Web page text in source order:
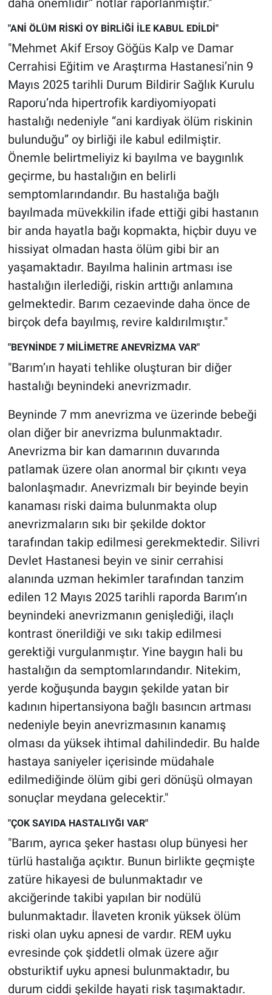
"ANİ ÖLÜM RİSKİ OY BİRLİĞİ İLE KABUL EDİLDİ"
"Mehmet Akif Ersoy Göğüs Kalp ve Damar
Cerrahisi Eğitim ve Araştırma Hastanesi’nin 9
Mayıs 2025 tarihli Durum Bildirir Sağlık Kurulu
Raporu’nda hipertrofik kardiyomiyopati
hastalığı nedeniyle “ani kardiyak ölüm riskinin
bulunduğu” oy birliği ile kabul edilmiştir.
Önemle belirtmeliyiz ki bayılma ve baygınlık
geçirme, bu hastalığın en belirli
semptomlarındandır. Bu hastalığa bağlı
bayılmada müvekkilin ifade ettiği gibi hastanın
bir anda hayatla bağı kopmakta, hiçbir duyu ve
hissiyat olmadan hasta ölüm gibi bir an
yaşamaktadır. Bayılma halinin artması ise
hastalığın ilerlediği, riskin arttığı anlamına
gelmektedir. Barım cezaevinde daha önce de
birçok defa bayılmış, revire kaldırılmıştır."
"BEYNİNDE 7 MİLİMETRE ANEVRİZMA VAR"
"Barım’ın hayati tehlike oluşturan bir diğer
hastalığı beynindeki anevrizmadır.
Beyninde 7 mm anevrizma ve üzerinde bebeği
olan diğer bir anevrizma bulunmaktadır.
Anevrizma bir kan damarının duvarında
patlamak üzere olan anormal bir çıkıntı veya
balonlaşmadır. Anevrizmalı bir beyinde beyin
kanaması riski daima bulunmakta olup
anevrizmaların sıkı bir şekilde doktor
tarafından takip edilmesi gerekmektedir. Silivri
Devlet Hastanesi beyin ve sinir cerrahisi
alanında uzman hekimler tarafından tanzim
edilen 12 Mayıs 2025 tarihli raporda Barım’ın
beynindeki anevrizmanın genişlediği, ilaçlı
kontrast önerildiği ve sıkı takip edilmesi
gerektiği vurgulanmıştır. Yine baygın hali bu
hastalığın da semptomlarındandır. Nitekim,
yerde koğuşunda baygın şekilde yatan bir
kadının hipertansiyona bağlı basıncın artması
nedeniyle beyin anevrizmasının kanamış
olması da yüksek ihtimal dahilindedir. Bu halde
hastaya saniyeler içerisinde müdahale
edilmediğinde ölüm gibi geri dönüşü olmayan
sonuçlar meydana gelecektir."
"ÇOK SAYIDA HASTALIYĞI VAR"
"Barım, ayrıca şeker hastası olup bünyesi her
türlü hastalığa açıktır. Bunun birlikte geçmişte
zatüre hikayesi de bulunmaktadır ve
akciğerinde takibi yapılan bir nodülü
bulunmaktadır. İlaveten kronik yüksek ölüm
riski olan uyku apnesi de vardır. REM uyku
evresinde çok şiddetli olmak üzere ağır
obsturiktif uyku apnesi bulunmaktadır, bu
durum ciddi şekilde hayati risk taşımaktadır.